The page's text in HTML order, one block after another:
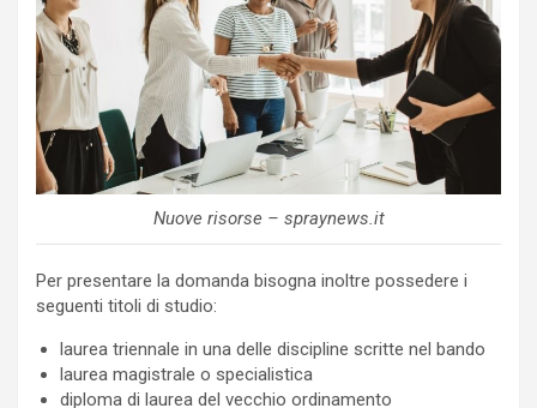
Nuove risorse – spraynews.it
Per presentare la domanda bisogna inoltre possedere i
seguenti titoli di studio:
laurea triennale in una delle discipline scritte nel bando
laurea magistrale o specialistica
diploma di laurea del vecchio ordinamento